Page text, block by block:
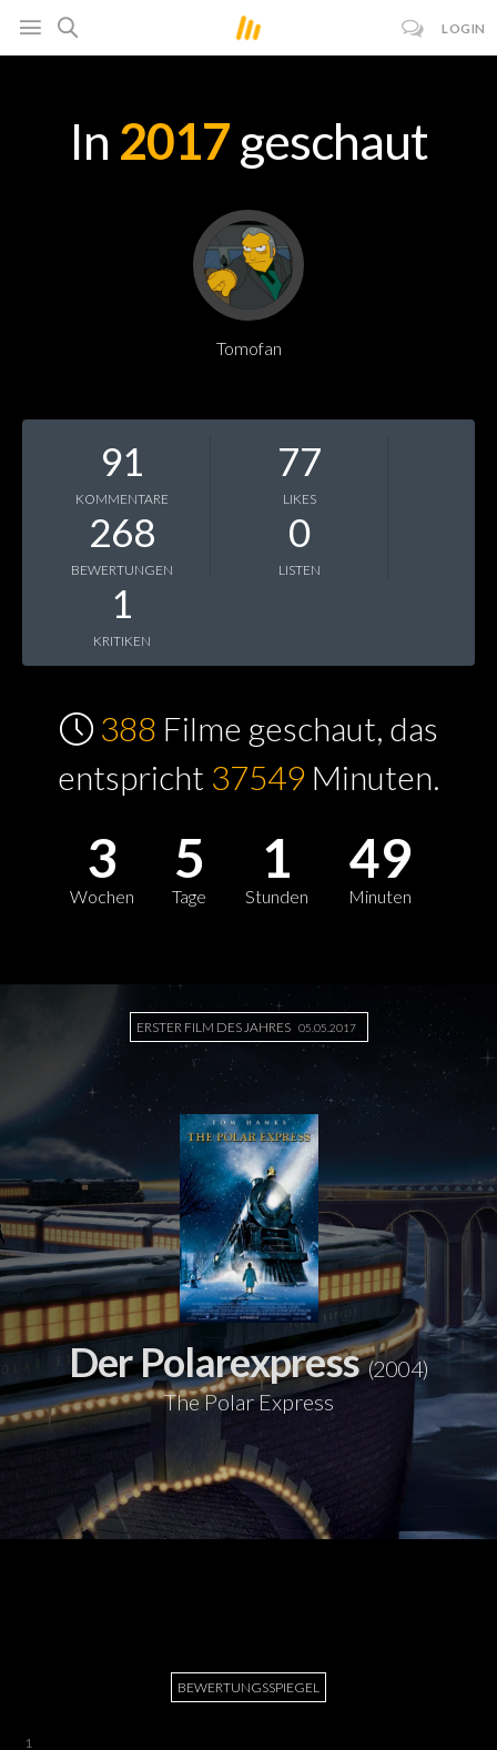
LOGIN
In 2017 geschaut
Tomofan
91
KOMMENTARE
77
LIKES
268
BEWERTUNGEN
0
LISTEN
1
KRITIKEN
388 Filme geschaut, das
entspricht 37549 Minuten.
3
Wochen
5
Tage
1
Stunden
49
Minuten
ERSTER FILM DES JAHRES 05.05.2017
Der Polarexpress (2004)
The Polar Express
BEWERTUNGSSPIEGEL